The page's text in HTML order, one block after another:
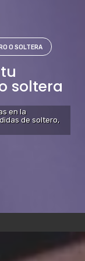
O SOLTERA
soltera
en la
de soltero,